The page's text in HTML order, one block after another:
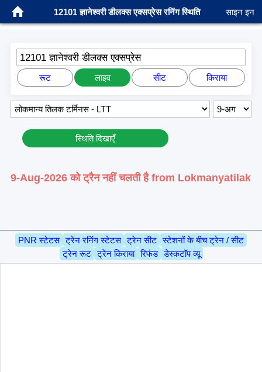
12101 ज्ञानेश्वरी डीलक्स एक्सप्रेस रनिंग स्थिति साइन इन
12101 ज्ञानेश्वरी डीलक्स एक्सप्रेस
रूट लाइव सीट किराया
स्थिति दिखाएँ
9-Aug-2026 को ट्रैन नहीं चलती है from Lokmanyatilak
PNR स्टेटस ट्रेन रनिंग स्टेटस ट्रेन सीट स्टेशनों के बीच ट्रेन / सीट
ट्रेन रूट ट्रेन किराया रिफंड डेस्कटॉप व्यू